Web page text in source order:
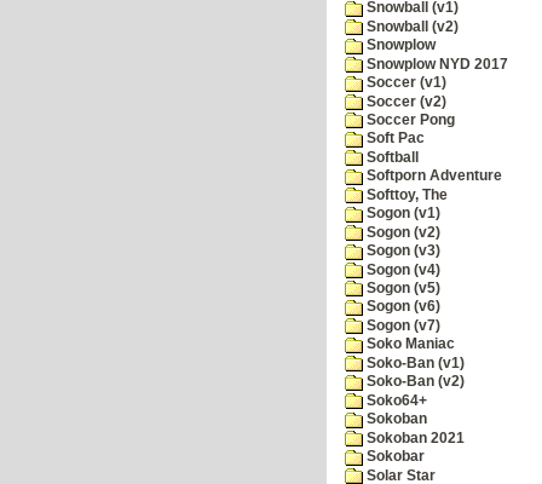
Snowball (v1)
Snowball (v2)
Snowplow
Snowplow NYD 2017
Soccer (v1)
Soccer (v2)
Soccer Pong
Soft Pac
Softball
Softporn Adventure
Softtoy, The
Sogon (v1)
Sogon (v2)
Sogon (v3)
Sogon (v4)
Sogon (v5)
Sogon (v6)
Sogon (v7)
Soko Maniac
Soko-Ban (v1)
Soko-Ban (v2)
Soko64+
Sokoban
Sokoban 2021
Sokobar
Solar Star